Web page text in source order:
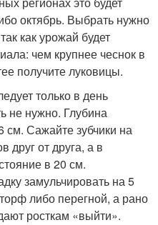
октябрь. Выбрать нужно
как урожай будет
чем крупнее чеснок в
получите луковицы.
только в день
не нужно. Глубина
см. Сажайте зубчики на
друг от друга, а в
в 20 см.
замульчировать на 5
либо перегной, а рано
росткам «выйти».